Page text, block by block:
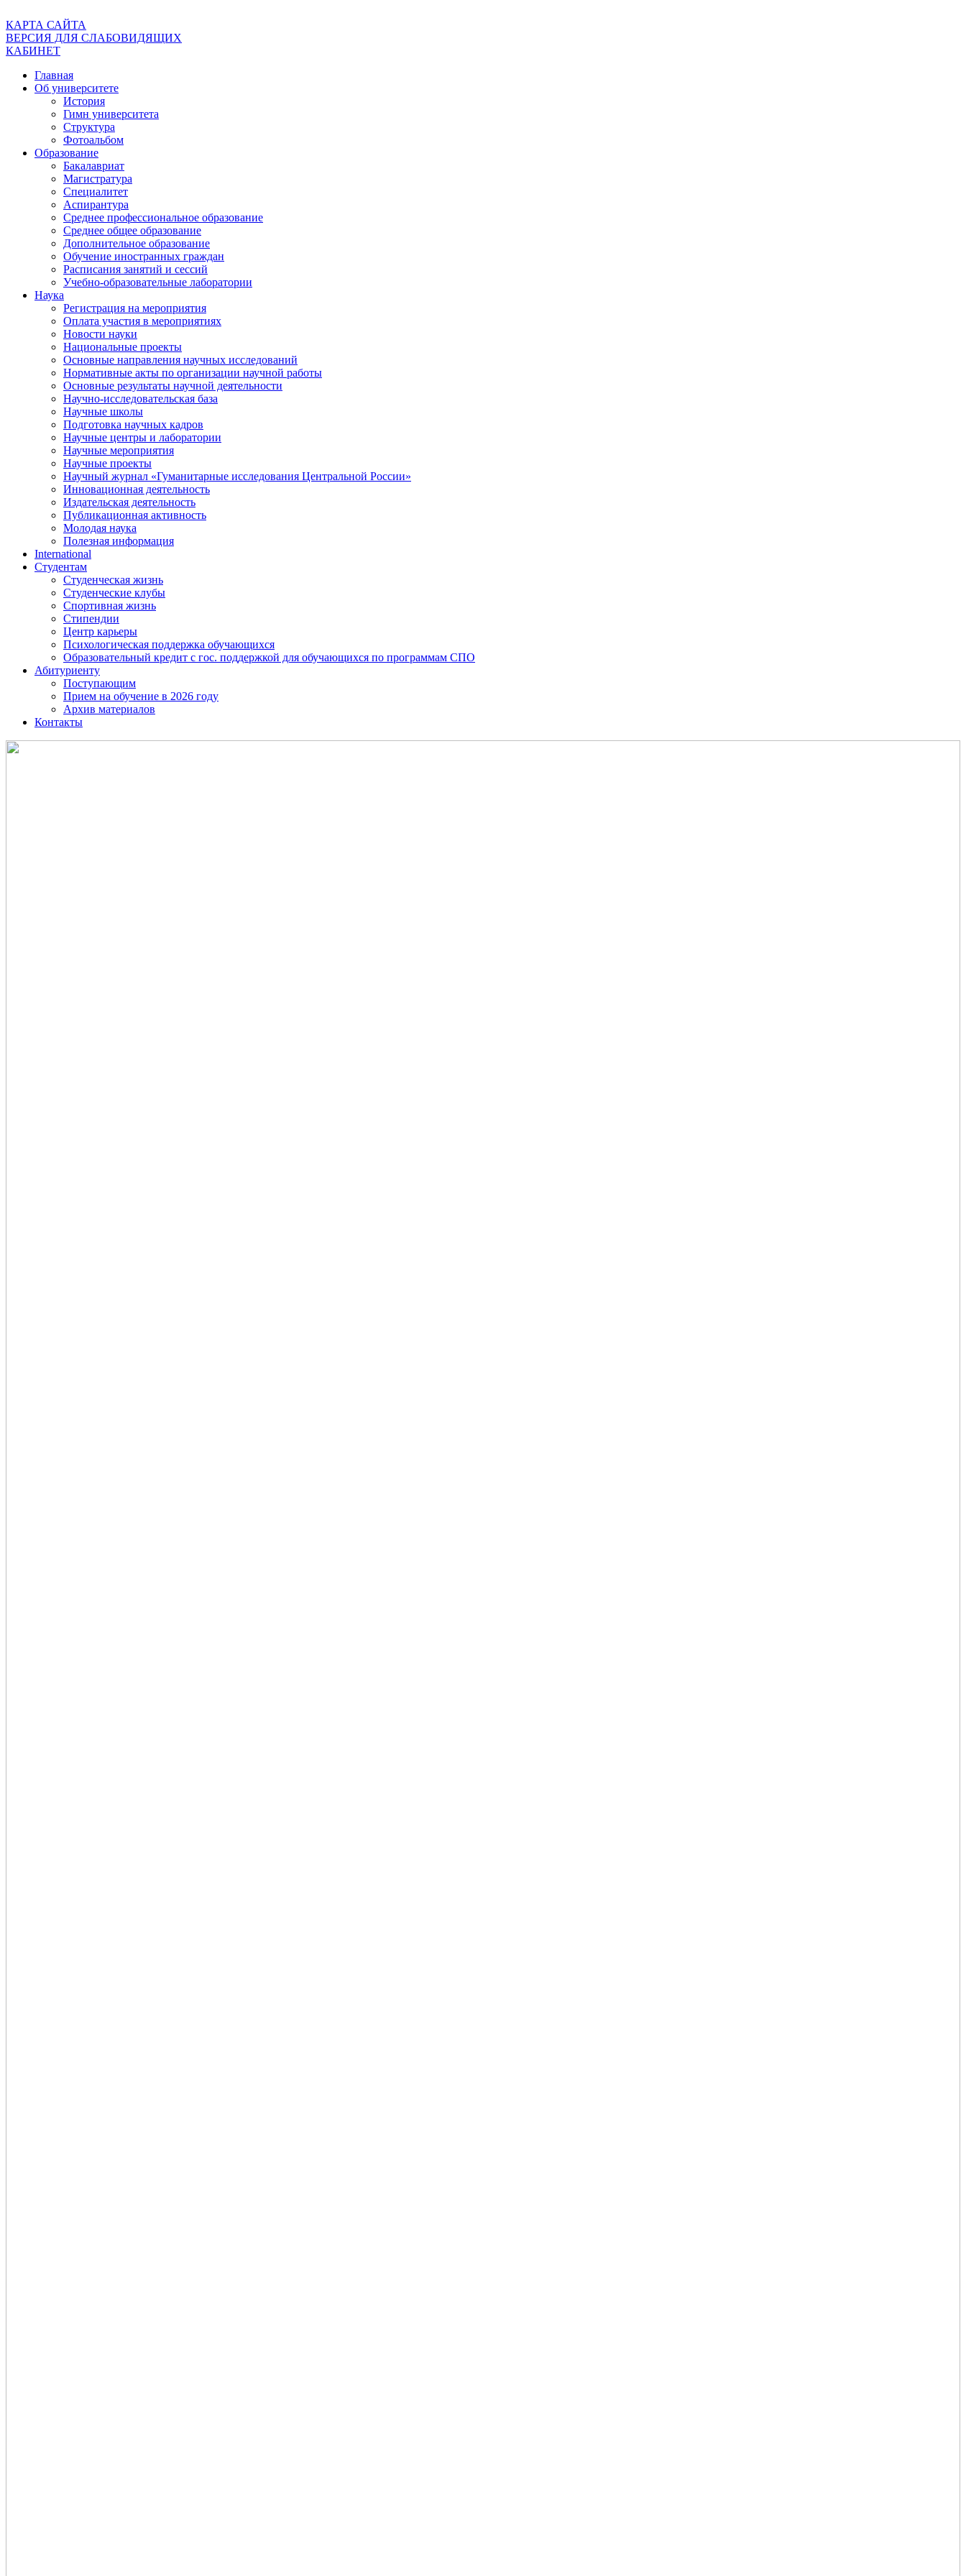
КАРТА САЙТА
ВЕРСИЯ ДЛЯ СЛАБОВИДЯЩИХ
КАБИНЕТ
Главная
Об университете
История
Гимн университета
Структура
Фотоальбом
Образование
Бакалавриат
Магистратура
Специалитет
Аспирантура
Среднее профессиональное образование
Среднее общее образование
Дополнительное образование
Обучение иностранных граждан
Расписания занятий и сессий
Учебно-образовательные лаборатории
Наука
Регистрация на мероприятия
Оплата участия в мероприятиях
Новости науки
Национальные проекты
Основные направления научных исследований
Нормативные акты по организации научной работы
Основные результаты научной деятельности
Научно-исследовательская база
Научные школы
Подготовка научных кадров
Научные центры и лаборатории
Научные мероприятия
Научные проекты
Научный журнал «Гуманитарные исследования Центральной России»
Инновационная деятельность
Издательская деятельность
Публикационная активность
Молодая наука
Полезная информация
International
Студентам
Студенческая жизнь
Студенческие клубы
Спортивная жизнь
Стипендии
Центр карьеры
Психологическая поддержка обучающихся
Образовательный кредит с гос. поддержкой для обучающихся по программам СПО
Абитуриенту
Поступающим
Прием на обучение в 2026 году
Архив материалов
Контакты